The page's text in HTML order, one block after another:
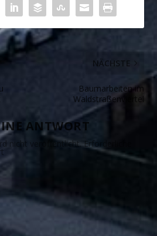
NÄCHSTE
Baumarbeiten im
Waldstraßenviertel
ANTWORT
nicht veröffentlicht. Erforderliche